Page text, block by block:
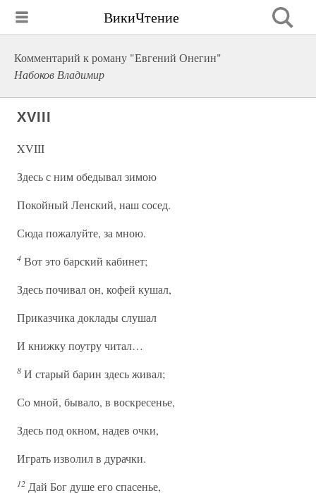
ВикиЧтение
Комментарий к роману "Евгений Онегин"
Набоков Владимир
XVIII
XVIII
Здесь с ним обедывал зимою
Покойный Ленский, наш сосед.
Сюда пожалуйте, за мною.
4 Вот это барский кабинет;
Здесь почивал он, кофей кушал,
Приказчика доклады слушал
И книжку поутру читал…
8 И старый барин здесь живал;
Со мной, бывало, в воскресенье,
Здесь под окном, надев очки,
Играть изволил в дурачки.
12 Дай Бог душе его спасенье,